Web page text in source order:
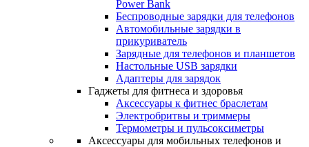
Power Bank
Беспроводные зарядки для телефонов
Автомобильные зарядки в
прикуриватель
Зарядные для телефонов и планшетов
Настольные USB зарядки
Адаптеры для зарядок
Гаджеты для фитнеса и здоровья
Аксессуары к фитнес браслетам
Электробритвы и триммеры
Термометры и пульсоксиметры
Аксессуары для мобильных телефонов и